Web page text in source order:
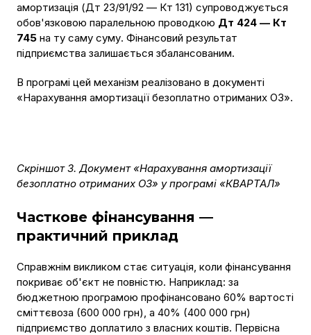
амортизація (Дт 23/91/92 — Кт 131) супроводжується
обов'язковою паралельною проводкою Дт 424 — Кт
745 на ту саму суму. Фінансовий результат
підприємства залишається збалансованим.
В програмі цей механізм реалізовано в документі
«Нарахування амортизації безоплатно отриманих ОЗ».
Скріншот 3. Документ «Нарахування амортизації
безоплатно отриманих ОЗ» у програмі «КВАРТАЛ»
Часткове фінансування —
практичний приклад
Справжнім викликом стає ситуація, коли фінансування
покриває об'єкт не повністю. Наприклад: за
бюджетною програмою профінансовано 60% вартості
сміттєвоза (600 000 грн), а 40% (400 000 грн)
підприємство доплатило з власних коштів. Первісна